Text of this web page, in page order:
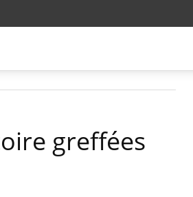
greffées